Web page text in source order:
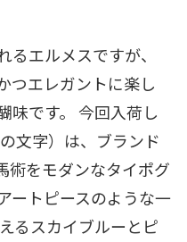
エルメスですが、
つエレガントに楽し
味です。 今回入荷し
文字）は、ブランド
術をモダンなタイポグ
ートピースのような一
るスカイブルーとピ